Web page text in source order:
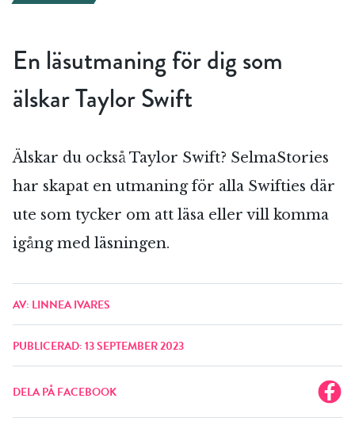
En läsutmaning för dig som
älskar Taylor Swift
Älskar du också Taylor Swift? SelmaStories
har skapat en utmaning för alla Swifties där
ute som tycker om att läsa eller vill komma
igång med läsningen.
AV: LINNEA IVARES
PUBLICERAD: 13 SEPTEMBER 2023
DELA PÅ FACEBOOK